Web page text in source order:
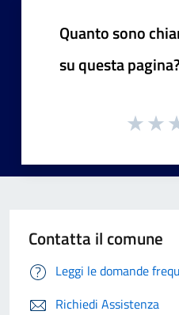
Quanto sono
su questa
Contatta il comune
Leggi le domande
Richiedi Assistenza